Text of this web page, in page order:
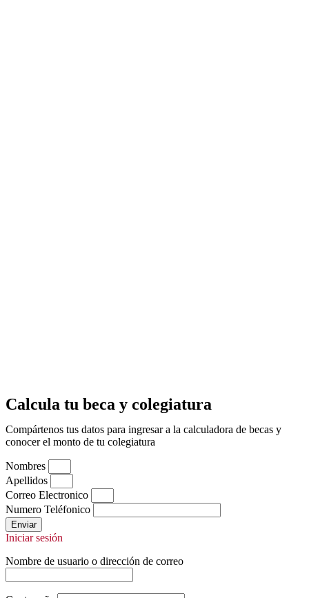
Calcula tu beca y colegiatura
Compártenos tus datos para ingresar a la calculadora de becas y
conocer el monto de tu colegiatura
Nombres
Apellidos
Correo Electronico
Numero Teléfonico
Enviar
Iniciar sesión
Nombre de usuario o dirección de correo